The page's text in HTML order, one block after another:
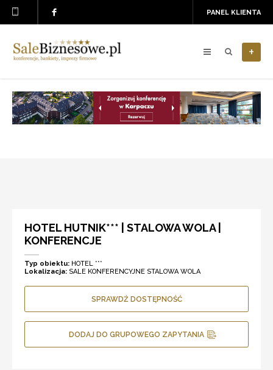
PANEL KLIENTA
+
HOTEL HUTNIK*** | STALOWA WOLA |
KONFERENCJE
Typ obiektu: HOTEL ***
Lokalizacja: SALE KONFERENCYJNE STALOWA WOLA
SPRAWDŹ DOSTĘPNOŚĆ
DODAJ DO GRUPOWEGO ZAPYTANIA